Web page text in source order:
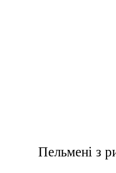
Пельмені з